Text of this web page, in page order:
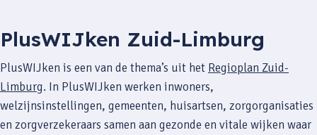
PlusWIJken Zuid-Limburg
PlusWIJken is een van de thema’s uit het Regioplan Zuid-
Limburg. In PlusWIJken werken inwoners,
welzijnsinstellingen, gemeenten, huisartsen, zorgorganisaties
en zorgverzekeraars samen aan gezonde en vitale wijken waar